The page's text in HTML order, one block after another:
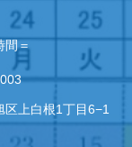
間＝
区上白根1丁目6−1